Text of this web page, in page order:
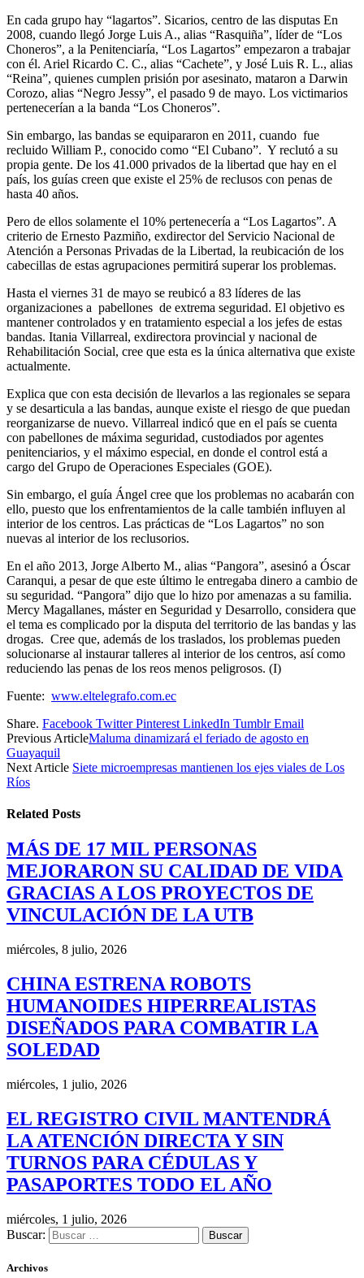
En cada grupo hay “lagartos”. Sicarios, centro de las disputas En
2008, cuando llegó Jorge Luis A., alias “Rasquiña”, líder de “Los
Choneros”, a la Penitenciaría, “Los Lagartos” empezaron a trabajar
con él. Ariel Ricardo C. C., alias “Cachete”, y José Luis R. L., alias
“Reina”, quienes cumplen prisión por asesinato, mataron a Darwin
Corozo, alias “Negro Jessy”, el pasado 9 de mayo. Los victimarios
pertenecerían a la banda “Los Choneros”.
Sin embargo, las bandas se equipararon en 2011, cuando fue
recluido William P., conocido como “El Cubano”. Y reclutó a su
propia gente. De los 41.000 privados de la libertad que hay en el
país, los guías creen que existe el 25% de reclusos con penas de
hasta 40 años.
Pero de ellos solamente el 10% pertenecería a “Los Lagartos”. A
criterio de Ernesto Pazmiño, exdirector del Servicio Nacional de
Atención a Personas Privadas de la Libertad, la reubicación de los
cabecillas de estas agrupaciones permitirá superar los problemas.
Hasta el viernes 31 de mayo se reubicó a 83 líderes de las
organizaciones a pabellones de extrema seguridad. El objetivo es
mantener controlados y en tratamiento especial a los jefes de estas
bandas. Itania Villarreal, exdirectora provincial y nacional de
Rehabilitación Social, cree que esta es la única alternativa que existe
actualmente.
Explica que con esta decisión de llevarlos a las regionales se separa
y se desarticula a las bandas, aunque existe el riesgo de que puedan
reorganizarse de nuevo. Villarreal indicó que en el país se cuenta
con pabellones de máxima seguridad, custodiados por agentes
penitenciarios, y el máximo especial, en donde el control está a
cargo del Grupo de Operaciones Especiales (GOE).
Sin embargo, el guía Ángel cree que los problemas no acabarán con
ello, puesto que los enfrentamientos de la calle también influyen al
interior de los centros. Las prácticas de “Los Lagartos” no son
nuevas al interior de los reclusorios.
En el año 2013, Jorge Alberto M., alias “Pangora”, asesinó a Óscar
Caranqui, a pesar de que este último le entregaba dinero a cambio de
su seguridad. “Pangora” dijo que lo hizo por amenazas a su familia.
Mercy Magallanes, máster en Seguridad y Desarrollo, considera que
el tema es complicado por la disputa del territorio de las bandas y las
drogas. Cree que, además de los traslados, los problemas pueden
solucionarse al instaurar talleres al interior de los centros, así como
reduciendo las penas de los reos menos peligrosos. (I)
Fuente: www.eltelegrafo.com.ec
Share. Facebook Twitter Pinterest LinkedIn Tumblr Email
Previous ArticleMaluma dinamizará el feriado de agosto en
Guayaquil
Next Article Siete microempresas mantienen los ejes viales de Los
Ríos
Related Posts
MÁS DE 17 MIL PERSONAS
MEJORARON SU CALIDAD DE VIDA
GRACIAS A LOS PROYECTOS DE
VINCULACIÓN DE LA UTB
miércoles, 8 julio, 2026
CHINA ESTRENA ROBOTS
HUMANOIDES HIPERREALISTAS
DISEÑADOS PARA COMBATIR LA
SOLEDAD
miércoles, 1 julio, 2026
EL REGISTRO CIVIL MANTENDRÁ
LA ATENCIÓN DIRECTA Y SIN
TURNOS PARA CÉDULAS Y
PASAPORTES TODO EL AÑO
miércoles, 1 julio, 2026
Buscar:
Archivos